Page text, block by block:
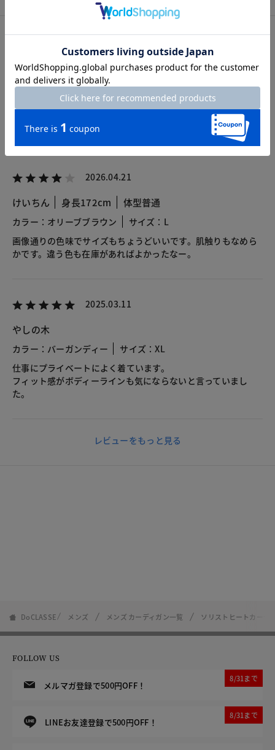
カスタマーレビュー
総合評価
4.3 3レビュー
2026.04.21
けいちん 身長172cm 体型普通
カラー：オリーブブラウン
サイズ：L
画像通りの色味でサイズもちょうどいいです。肌触りもなめら
かです。違う色も在庫があればよかったなー。
2025.03.11
やしの木
カラー：バーガンディー
サイズ：XL
仕事にプライベートによく着ています。
フィット感がボディーラインも気にならないと言っていまし
た。
レビューをもっと見る
DoCLASSE メンズ メンズ カーディガン一覧 ソリストヒートカーデ
FOLLOW US
メルマガ登録で500円OFF！
8/31まで
LINEお友達登録で500円OFF！
8/31まで